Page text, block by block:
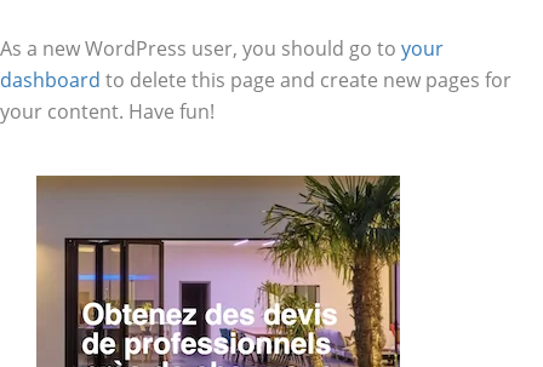
As a new WordPress user, you should go to your
dashboard to delete this page and create new pages for
your content. Have fun!